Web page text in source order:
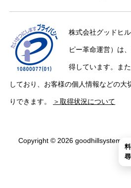
株式会社グッドヒ
ピー革命運営）は
得しています。ま
しており、お客様の個人情報などの大
りできます。 ＞取得状況について
Copyright © 2026 goodhillsystems